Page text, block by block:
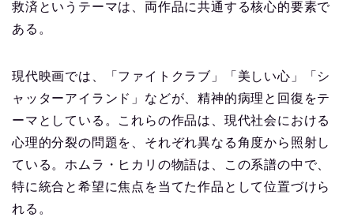
救済というテーマは、両作品に共通する核心的要素で
ある。
現代映画では、「ファイトクラブ」「美しい心」「シ
ャッターアイランド」などが、精神的病理と回復をテ
ーマとしている。これらの作品は、現代社会における
心理的分裂の問題を、それぞれ異なる角度から照射し
ている。ホムラ・ヒカリの物語は、この系譜の中で、
特に統合と希望に焦点を当てた作品として位置づけら
れる。